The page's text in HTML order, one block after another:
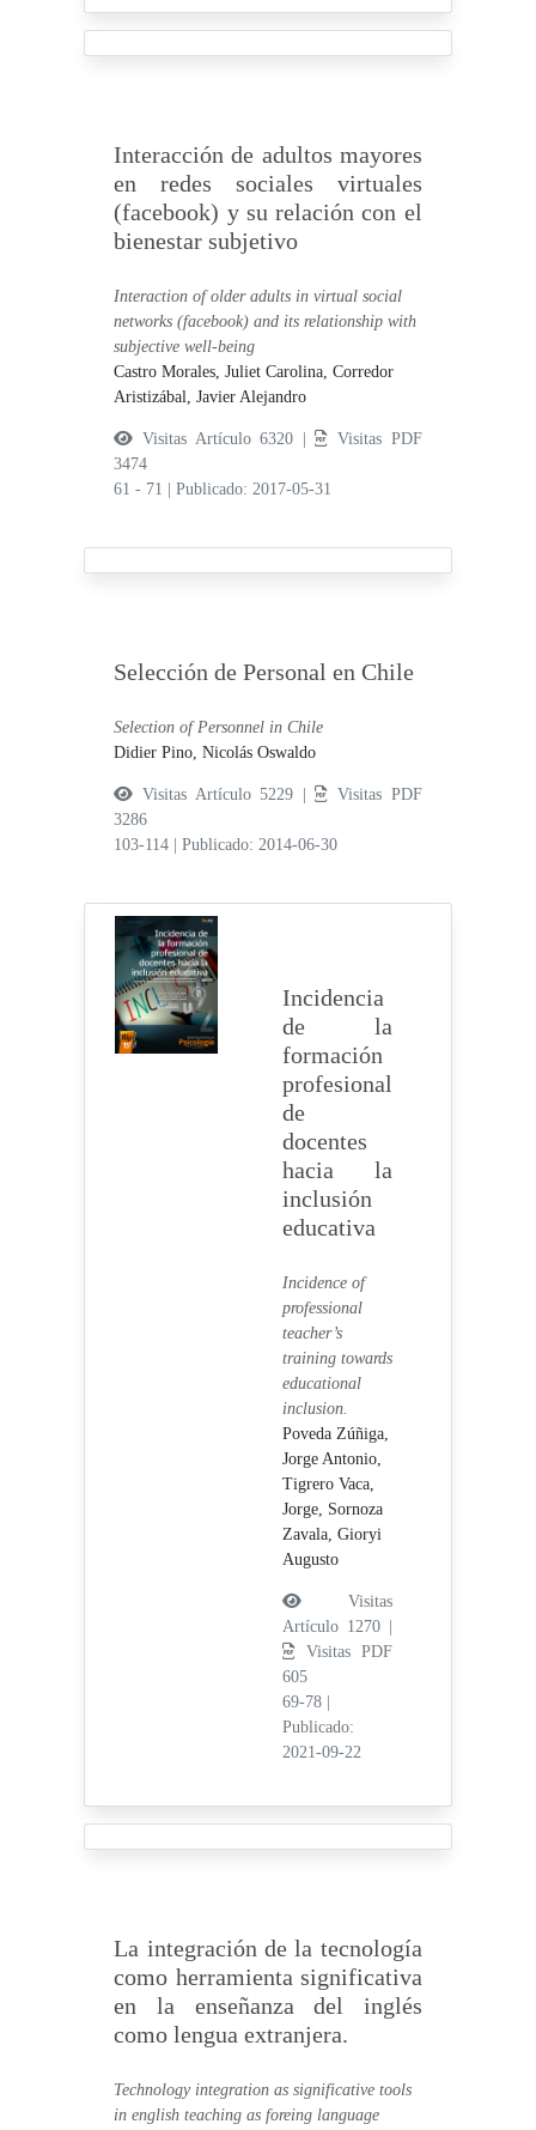
Interacción de adultos mayores
en redes sociales virtuales
(facebook) y su relación con el
bienestar subjetivo
Interaction of older adults in virtual social
networks (facebook) and its relationship with
subjective well-being
Castro Morales, Juliet Carolina,Corredor
Aristizábal, Javier Alejandro
Visitas Artículo 6320 |
Visitas PDF
3474
61 - 71
|Publicado: 2017-05-31
Selección de Personal en Chile
Selection of Personnel in Chile
Didier Pino, Nicolás Oswaldo
Visitas Artículo 5229 |
Visitas PDF
3286
103-114
|Publicado: 2014-06-30
Incidencia
de la
formación
profesional
de
docentes
hacia la
inclusión
educativa
Incidence of
professional
teacher’s
training towards
educational
inclusion.
Poveda Zúñiga,
Jorge Antonio,
Tigrero Vaca,
Jorge, Sornoza
Zavala, Gioryi
Augusto
Visitas
Artículo 1270 |
Visitas PDF
605
69-78
Publicado:
2021-09-22
La integración de la tecnología
como herramienta significativa
en la enseñanza del inglés
como lengua extranjera.
Technology integration as significative tools
in english teaching as foreing language